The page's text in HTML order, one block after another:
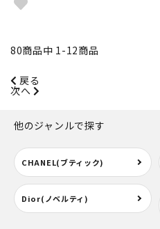
80商品中 1-12商品
戻る
次へ
他のジャンルで探す
CHANEL(ブティック)
Dior(ノベルティ)